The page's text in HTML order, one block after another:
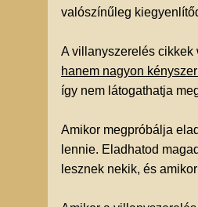
valószínűleg
A villanyszerelés cikkek
hanem nagyon
így nem látogathatja
Amikor megpróbálja
lennie. Eladhatod
lesznek nekik, és